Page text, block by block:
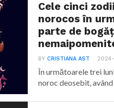
Cele cinci
norocos în
parte de
BYCRISTIANA AST
În următoarele trei
noroc deosebit, având